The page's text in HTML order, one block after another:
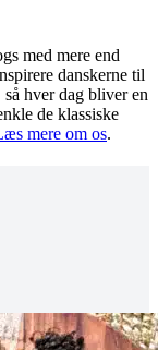
med mere end
danskerne til
hver dag bliver en
de klassiske
mere om os.